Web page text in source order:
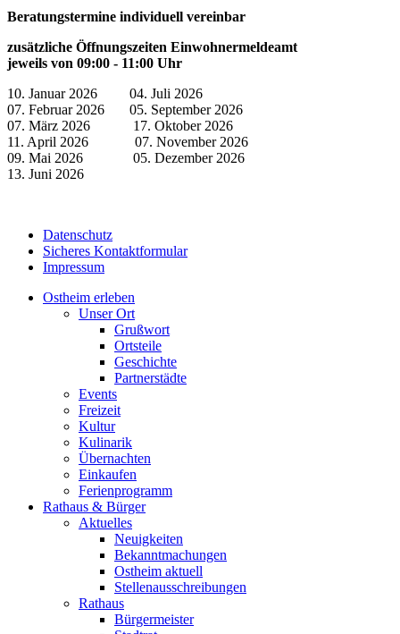
Beratungstermine individuell vereinbar
zusätzliche Öffnungszeiten Einwohnermeldeamt
jeweils von 09:00 - 11:00 Uhr
10. Januar 2026 04. Juli 2026
07. Februar 2026 05. September 2026
07. März 2026 17. Oktober 2026
11. April 2026 07. November 2026
09. Mai 2026 05. Dezember 2026
13. Juni 2026
Datenschutz
Sicheres Kontaktformular
Impressum
Ostheim erleben
Unser Ort
Grußwort
Ortsteile
Geschichte
Partnerstädte
Events
Freizeit
Kultur
Kulinarik
Übernachten
Einkaufen
Ferienprogramm
Rathaus & Bürger
Aktuelles
Neuigkeiten
Bekanntmachungen
Ostheim aktuell
Stellenausschreibungen
Rathaus
Bürgermeister